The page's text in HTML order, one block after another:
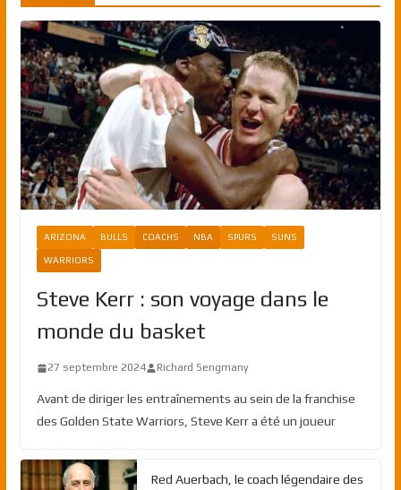
ARIZONA BULLS COACHS NBA SPURS SUNS
WARRIORS
Steve Kerr : son voyage dans le
monde du basket
27 septembre 2024 Richard Sengmany
Avant de diriger les entraînements au sein de la franchise
des Golden State Warriors, Steve Kerr a été un joueur
Red Auerbach, le coach légendaire des